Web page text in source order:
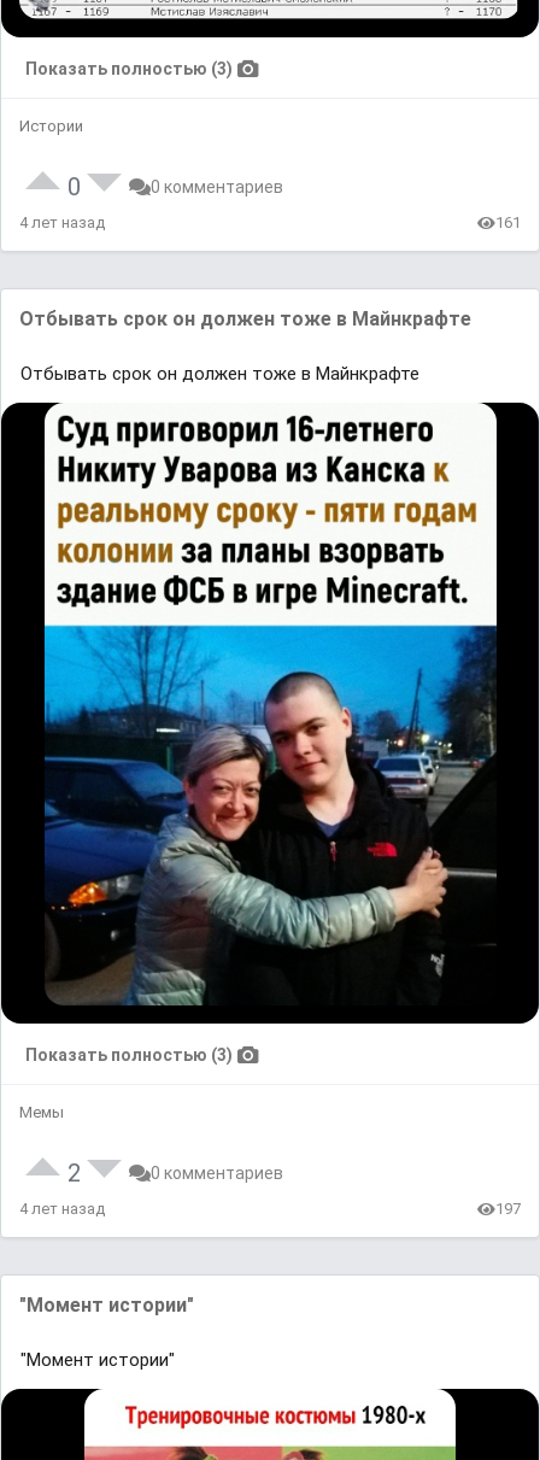
Показать полностью (3)
Истории
0 0 комментариев
4 лет назад 161
Отбывать срок он должен тоже в Майнкрафте
Отбывать срок он должен тоже в Майнкрафте
Показать полностью (3)
Мемы
2 0 комментариев
4 лет назад 197
"Момент истории"
"Момент истории"